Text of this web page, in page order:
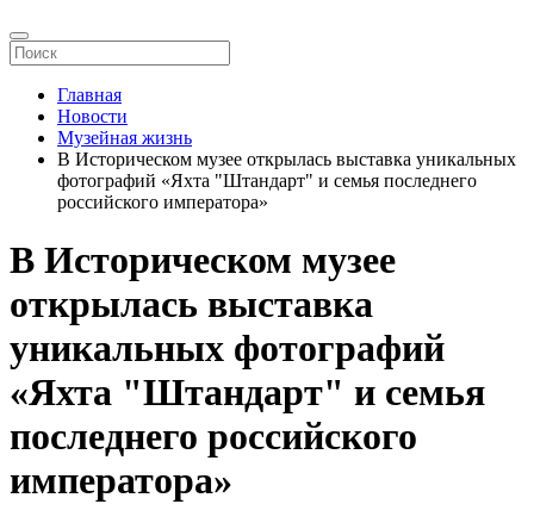
Главная
Новости
Музейная жизнь
В Историческом музее открылась выставка уникальных
фотографий «Яхта "Штандарт" и семья последнего
российского императора»
В Историческом музее
открылась выставка
уникальных фотографий
«Яхта "Штандарт" и семья
последнего российского
императора»